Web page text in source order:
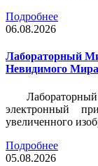
Подробнее
06.08.2026
Лабораторный
Невидимого Мира
электронный
увеличенного
Подробнее
05.08.2026